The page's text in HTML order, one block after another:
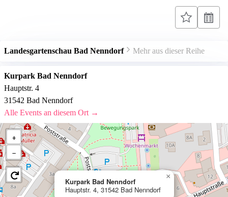
Landesgartenschau Bad Nenndorf Mehr aus dieser Reihe
Kurpark Bad Nenndorf
Hauptstr. 4
31542 Bad Nenndorf
Alle Events an diesem Ort →
Kurpark Bad Nenndorf
Hauptstr. 4, 31542 Bad Nenndorf
×
+
−